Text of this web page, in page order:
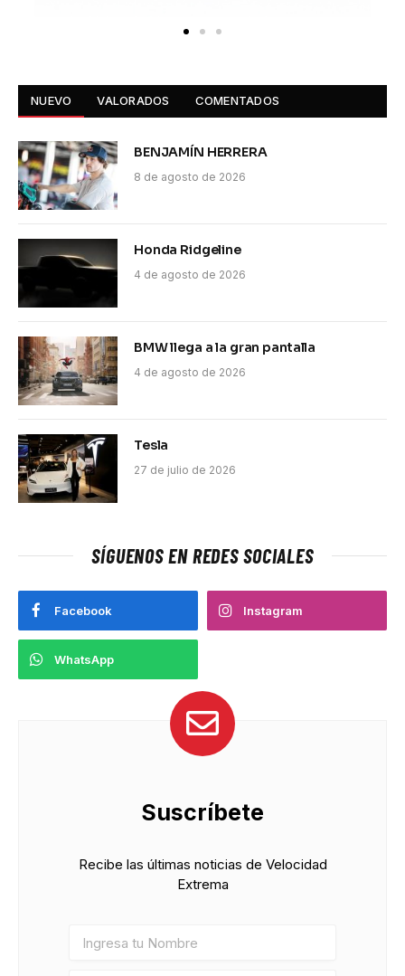
NUEVO VALORADOS COMENTADOS
BENJAMÍN HERRERA
8 de agosto de 2026
Honda Ridgeline
4 de agosto de 2026
BMW llega a la gran pantalla
4 de agosto de 2026
Tesla
27 de julio de 2026
SÍGUENOS EN REDES SOCIALES
Facebook Instagram
WhatsApp
Suscríbete
Recibe las últimas noticias de Velocidad
Extrema